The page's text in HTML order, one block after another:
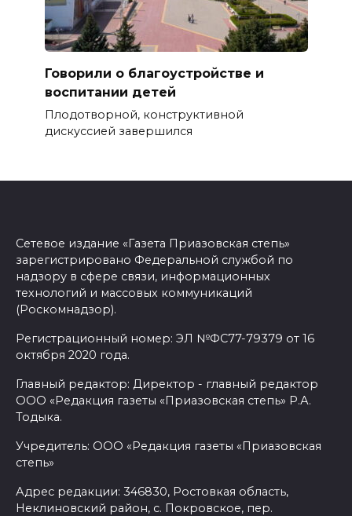
Говорили о благоустройстве и
воспитании детей
Плодотворной, конструктивной
дискуссией завершился
Сетевое издание «Газета Приазовская степь»
зарегистрировано Федеральной службой по
надзору в сфере связи, информационных
технологий и массовых коммуникаций
(Роскомнадзор).
Регистрационный номер: ЭЛ №ФС77-79379 от 16
октября 2020 года.
Главный редактор: Директор - главный редактор
ООО «Редакция газеты «Приазовская степь» Р.А.
Тодыка.
Учредитель: ООО «Редакция газеты «Приазовская
степь»
Адрес редакции: 346830, Ростовкая область,
Неклиновский район, с. Покровское, пер.